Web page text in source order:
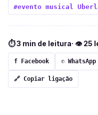
#evento musical
⏱ 3 min de leitura· 👁 25
f Facebook ✆ WhatsApp
🔗 Copiar ligação